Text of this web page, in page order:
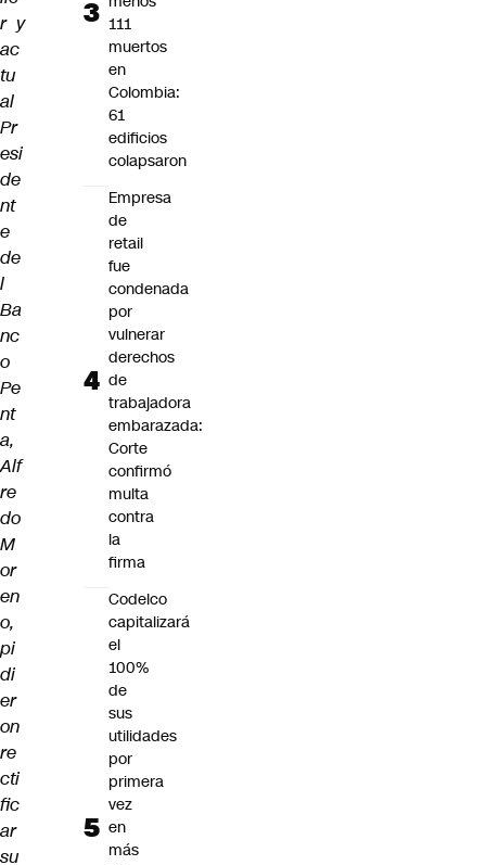
r y
ac
tu
al
Pr
esi
de
nt
e
de
l
Ba
nc
o
Pe
nt
a,
Alf
re
do
M
or
en
o,
pi
di
er
on
re
cti
fic
ar
su
111
muertos
en
Colombia:
61
edificios
colapsaron
Empresa
de
retail
fue
condenada
por
vulnerar
derechos
de
trabajadora
embarazada:
Corte
confirmó
multa
contra
la
firma
Codelco
capitalizará
el
100%
de
sus
utilidades
por
primera
vez
en
más